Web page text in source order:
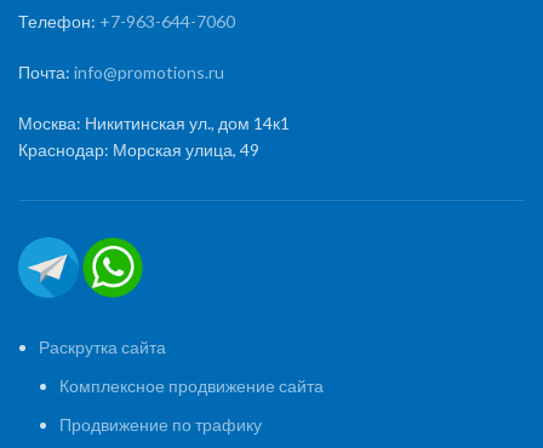
Телефон: +7-963-644-7060
Почта: info@promotions.ru
Москва: Никитинская ул., дом 14к1
Краснодар: Морская улица, 49
Раскрутка сайта
Комплексное продвижение сайта
Продвижение по трафику